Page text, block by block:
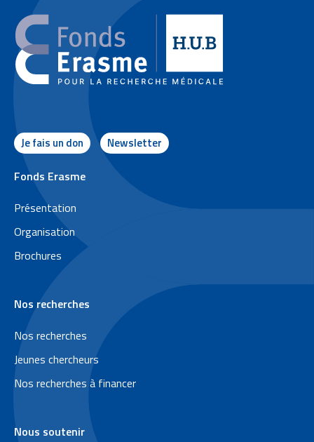
Je fais un don Newsletter
P
i
e
d
e
p
a
g
e
Fonds Erasme
Présentation
Organisation
Brochures
Nos recherches
Nos recherches
Jeunes chercheurs
Nos recherches à financer
Nous soutenir